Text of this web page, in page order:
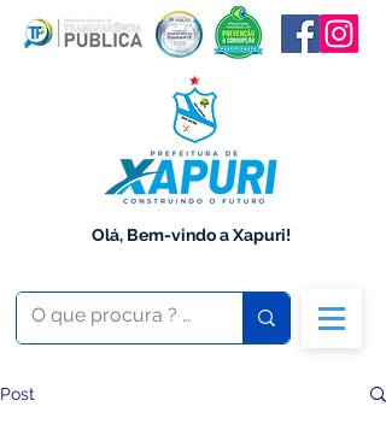
Olá, Bem-vindo a Xapuri!
Post